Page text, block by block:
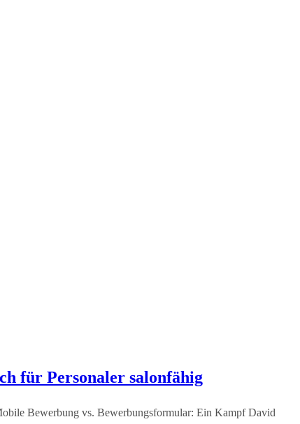
für Personaler salonfähig
Bewerbung vs. Bewerbungsformular: Ein Kampf David